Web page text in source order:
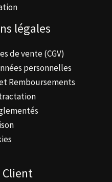
légales
de vente (CGV)
personnelles
Remboursements
Client